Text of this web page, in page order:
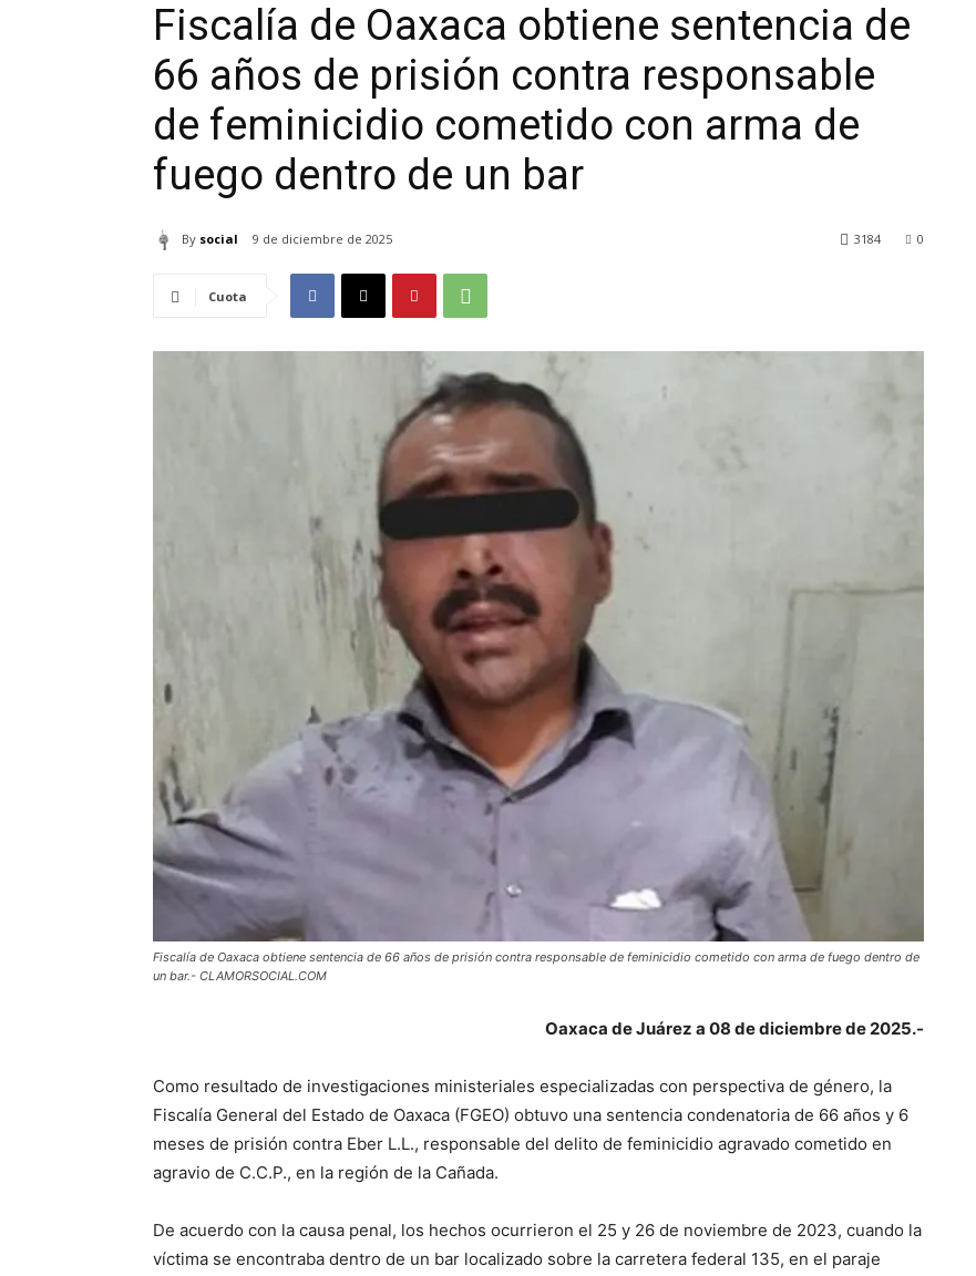
Fiscalía de Oaxaca obtiene sentencia de
66 años de prisión contra responsable
de feminicidio cometido con arma de
fuego dentro de un bar
By social 9 de diciembre de 2025 0
3184
Cuota
Fiscalía de Oaxaca obtiene sentencia de 66 años de prisión contra responsable de feminicidio cometido con arma de fuego dentro de
un bar.- CLAMORSOCIAL.COM
Oaxaca de Juárez a 08 de diciembre de 2025.-
Como resultado de investigaciones ministeriales especializadas con perspectiva de género, la
Fiscalía General del Estado de Oaxaca (FGEO) obtuvo una sentencia condenatoria de 66 años y 6
meses de prisión contra Eber L.L., responsable del delito de feminicidio agravado cometido en
agravio de C.C.P., en la región de la Cañada.
De acuerdo con la causa penal, los hechos ocurrieron el 25 y 26 de noviembre de 2023, cuando la
víctima se encontraba dentro de un bar localizado sobre la carretera federal 135, en el paraje